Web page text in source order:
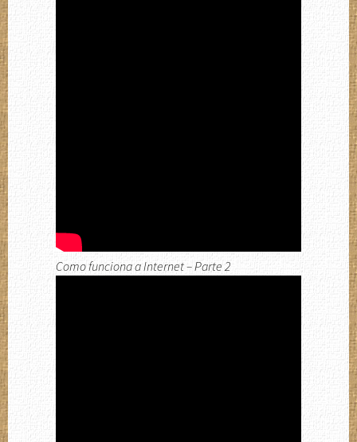
Como funciona a Internet – Parte 2